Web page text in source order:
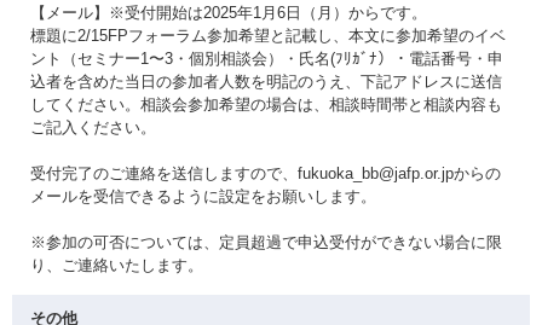
【メール】※受付開始は2025年1月6日（月）からです。
標題に2/15FPフォーラム参加希望と記載し、本文に参加希望のイベ
ント（セミナー1〜3・個別相談会）・氏名(ﾌﾘｶﾞﾅ）・電話番号・申
込者を含めた当日の参加者人数を明記のうえ、下記アドレスに送信
してください。相談会参加希望の場合は、相談時間帯と相談内容も
ご記入ください。
受付完了のご連絡を送信しますので、fukuoka_bb@jafp.or.jpからの
メールを受信できるように設定をお願いします。
※参加の可否については、定員超過で申込受付ができない場合に限
り、ご連絡いたします。
その他